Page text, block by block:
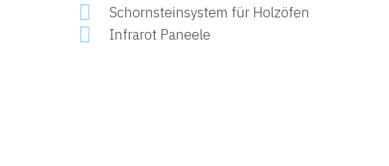
Schornsteinsystem für Holzöfen
Infrarot Paneele